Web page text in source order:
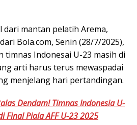
dari mantan pelatih Arema,
Bola.com, Senin (28/7/2025),
timnas Indonesai U-23 masih di
arti harus terus mewaspadai
menjelang hari pertandingan.
Dendam! Timnas Indonesia U-
Final Piala AFF U-23 2025